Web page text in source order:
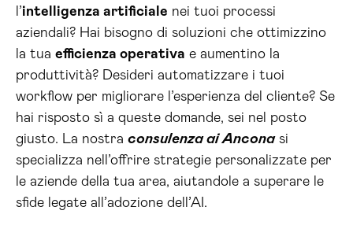
l’intelligenza artificiale nei tuoi processi
aziendali? Hai bisogno di soluzioni che ottimizzino
la tua efficienza operativa e aumentino la
produttività? Desideri automatizzare i tuoi
workflow per migliorare l’esperienza del cliente? Se
hai risposto sì a queste domande, sei nel posto
giusto. La nostra consulenza ai Anconasi
specializza nell’offrire strategie personalizzate per
le aziende della tua area, aiutandole a superare le
sfide legate all’adozione dell’AI.